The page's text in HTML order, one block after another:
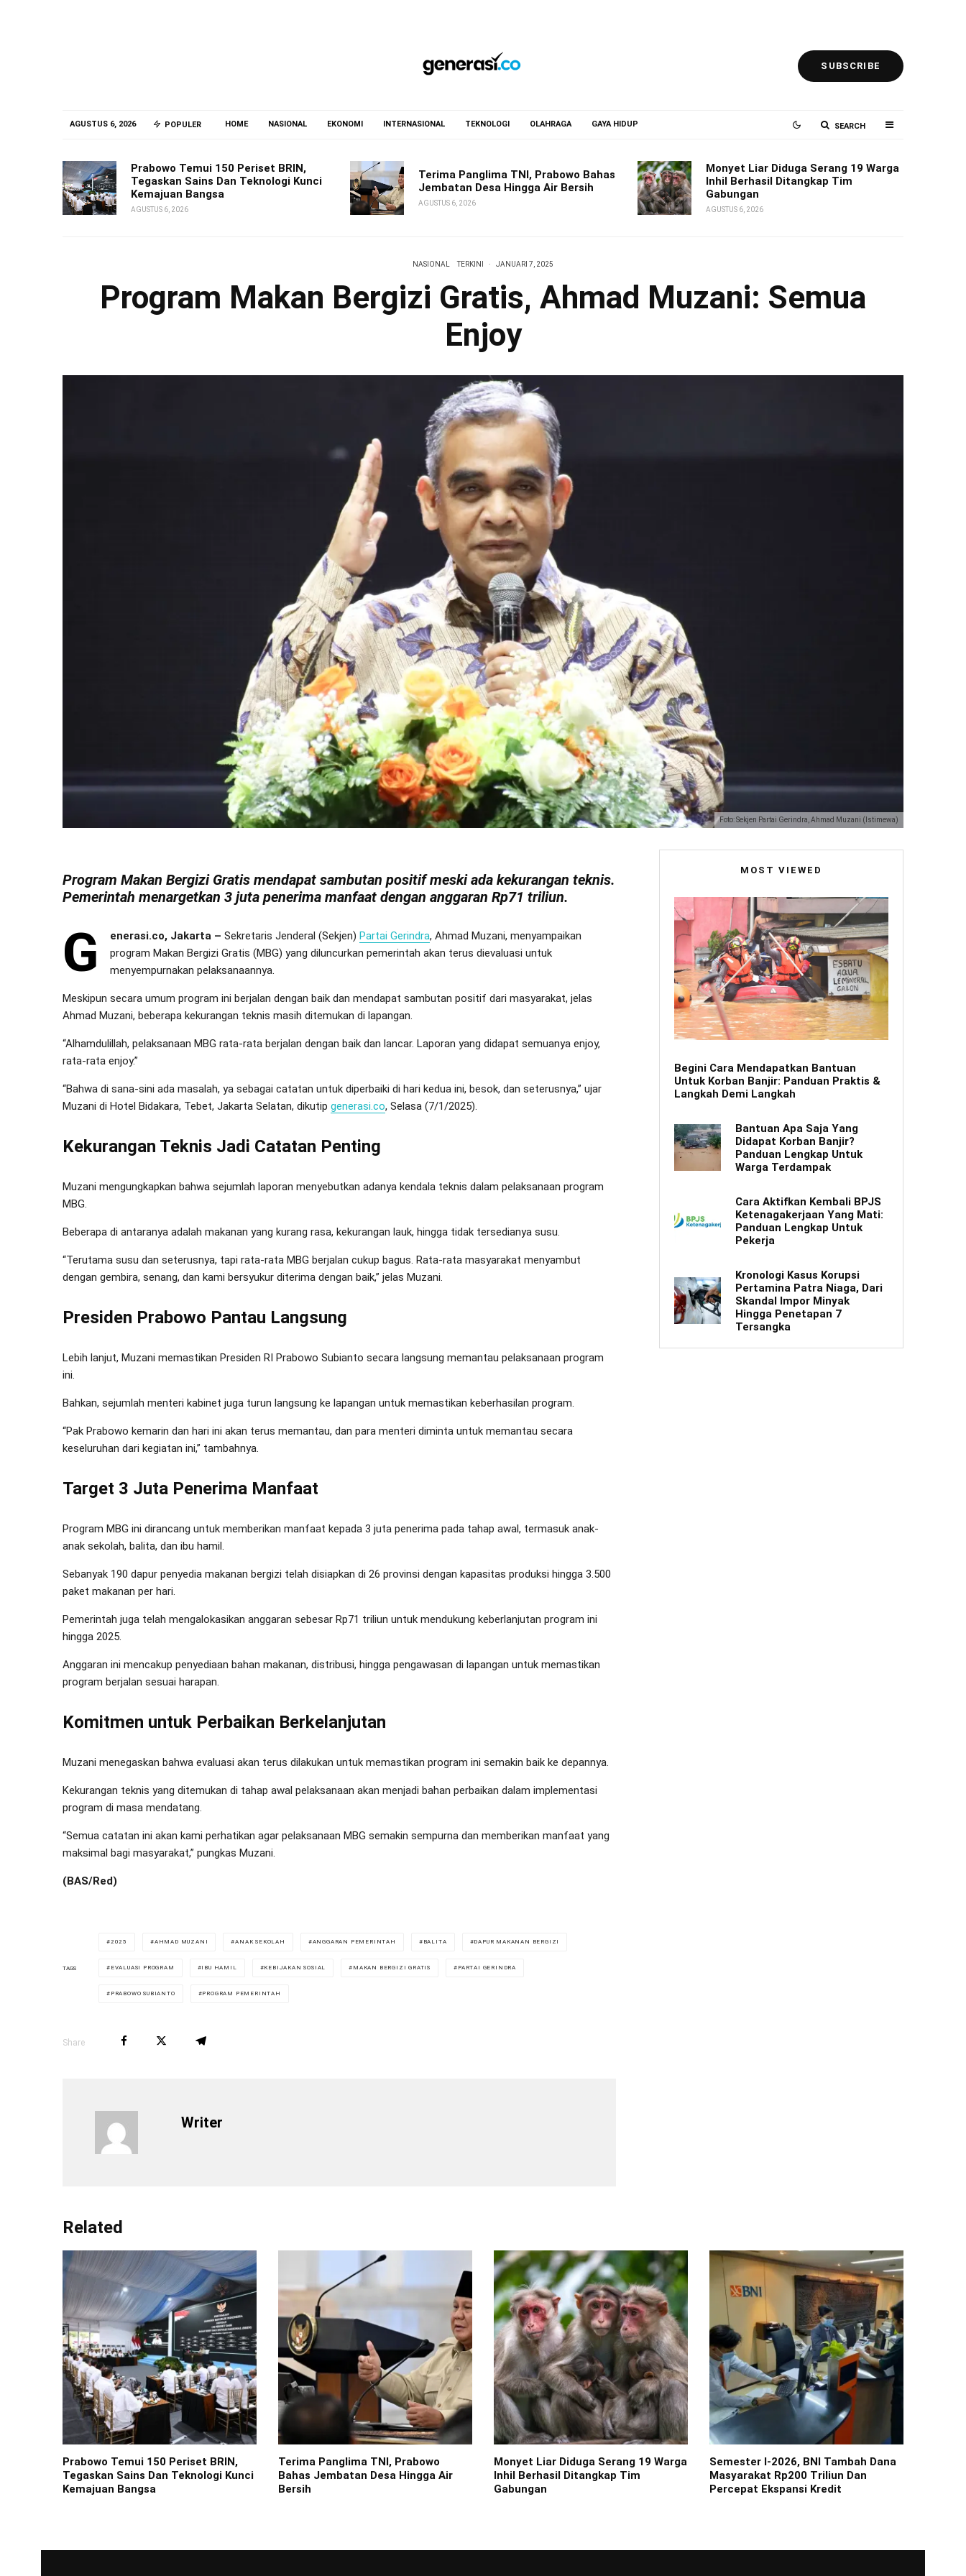
SUBSCRIBE
AGUSTUS 6, 2026 POPULER HOME NASIONAL EKONOMI INTERNASIONAL TEKNOLOGI OLAHRAGA GAYA HIDUP SEARCH
Prabowo Temui 150 Periset BRIN,
Tegaskan Sains Dan Teknologi Kunci
Kemajuan Bangsa
AGUSTUS 6, 2026
Terima Panglima TNI, Prabowo Bahas
Jembatan Desa Hingga Air Bersih
AGUSTUS 6, 2026
Monyet Liar Diduga Serang 19 Warga
Inhil Berhasil Ditangkap Tim
Gabungan
AGUSTUS 6, 2026
NASIONAL TERKINI · JANUARI 7, 2025
Program Makan Bergizi Gratis, Ahmad Muzani: Semua
Enjoy
Foto: Sekjen Partai Gerindra, Ahmad Muzani (Istimewa)
Program Makan Bergizi Gratis mendapat sambutan positif meski ada kekurangan teknis.
Pemerintah menargetkan 3 juta penerima manfaat dengan anggaran Rp71 triliun.
G enerasi.co, Jakarta – Sekretaris Jenderal (Sekjen) Partai Gerindra, Ahmad Muzani, menyampaikan
program Makan Bergizi Gratis (MBG) yang diluncurkan pemerintah akan terus dievaluasi untuk
menyempurnakan pelaksanaannya.
Meskipun secara umum program ini berjalan dengan baik dan mendapat sambutan positif dari masyarakat, jelas
Ahmad Muzani, beberapa kekurangan teknis masih ditemukan di lapangan.
“Alhamdulillah, pelaksanaan MBG rata-rata berjalan dengan baik dan lancar. Laporan yang didapat semuanya enjoy,
rata-rata enjoy.”
“Bahwa di sana-sini ada masalah, ya sebagai catatan untuk diperbaiki di hari kedua ini, besok, dan seterusnya,” ujar
Muzani di Hotel Bidakara, Tebet, Jakarta Selatan, dikutip generasi.co, Selasa (7/1/2025).
Kekurangan Teknis Jadi Catatan Penting
Muzani mengungkapkan bahwa sejumlah laporan menyebutkan adanya kendala teknis dalam pelaksanaan program
MBG.
Beberapa di antaranya adalah makanan yang kurang rasa, kekurangan lauk, hingga tidak tersedianya susu.
“Terutama susu dan seterusnya, tapi rata-rata MBG berjalan cukup bagus. Rata-rata masyarakat menyambut
dengan gembira, senang, dan kami bersyukur diterima dengan baik,” jelas Muzani.
Presiden Prabowo Pantau Langsung
Lebih lanjut, Muzani memastikan Presiden RI Prabowo Subianto secara langsung memantau pelaksanaan program
ini.
Bahkan, sejumlah menteri kabinet juga turun langsung ke lapangan untuk memastikan keberhasilan program.
“Pak Prabowo kemarin dan hari ini akan terus memantau, dan para menteri diminta untuk memantau secara
keseluruhan dari kegiatan ini,” tambahnya.
Target 3 Juta Penerima Manfaat
Program MBG ini dirancang untuk memberikan manfaat kepada 3 juta penerima pada tahap awal, termasuk anak-
anak sekolah, balita, dan ibu hamil.
Sebanyak 190 dapur penyedia makanan bergizi telah disiapkan di 26 provinsi dengan kapasitas produksi hingga 3.500
paket makanan per hari.
Pemerintah juga telah mengalokasikan anggaran sebesar Rp71 triliun untuk mendukung keberlanjutan program ini
hingga 2025.
Anggaran ini mencakup penyediaan bahan makanan, distribusi, hingga pengawasan di lapangan untuk memastikan
program berjalan sesuai harapan.
Komitmen untuk Perbaikan Berkelanjutan
Muzani menegaskan bahwa evaluasi akan terus dilakukan untuk memastikan program ini semakin baik ke depannya.
Kekurangan teknis yang ditemukan di tahap awal pelaksanaan akan menjadi bahan perbaikan dalam implementasi
program di masa mendatang.
“Semua catatan ini akan kami perhatikan agar pelaksanaan MBG semakin sempurna dan memberikan manfaat yang
maksimal bagi masyarakat,” pungkas Muzani.
(BAS/Red)
TAGS
2025 AHMAD MUZANI ANAK SEKOLAH ANGGARAN PEMERINTAH BALITA DAPUR MAKANAN BERGIZI
EVALUASI PROGRAM IBU HAMIL KEBIJAKAN SOSIAL MAKAN BERGIZI GRATIS PARTAI GERINDRA
PRABOWO SUBIANTO PROGRAM PEMERINTAH
Share
Writer
MOST VIEWED
Begini Cara Mendapatkan Bantuan
Untuk Korban Banjir: Panduan Praktis &
Langkah Demi Langkah
Bantuan Apa Saja Yang
Didapat Korban Banjir?
Panduan Lengkap Untuk
Warga Terdampak
Cara Aktifkan Kembali BPJS
Ketenagakerjaan Yang Mati:
Panduan Lengkap Untuk
Pekerja
Kronologi Kasus Korupsi
Pertamina Patra Niaga, Dari
Skandal Impor Minyak
Hingga Penetapan 7
Tersangka
Related
Prabowo Temui 150 Periset BRIN,
Tegaskan Sains Dan Teknologi Kunci
Kemajuan Bangsa
Terima Panglima TNI, Prabowo
Bahas Jembatan Desa Hingga Air
Bersih
Monyet Liar Diduga Serang 19 Warga
Inhil Berhasil Ditangkap Tim
Gabungan
Semester I-2026, BNI Tambah Dana
Masyarakat Rp200 Triliun Dan
Percepat Ekspansi Kredit